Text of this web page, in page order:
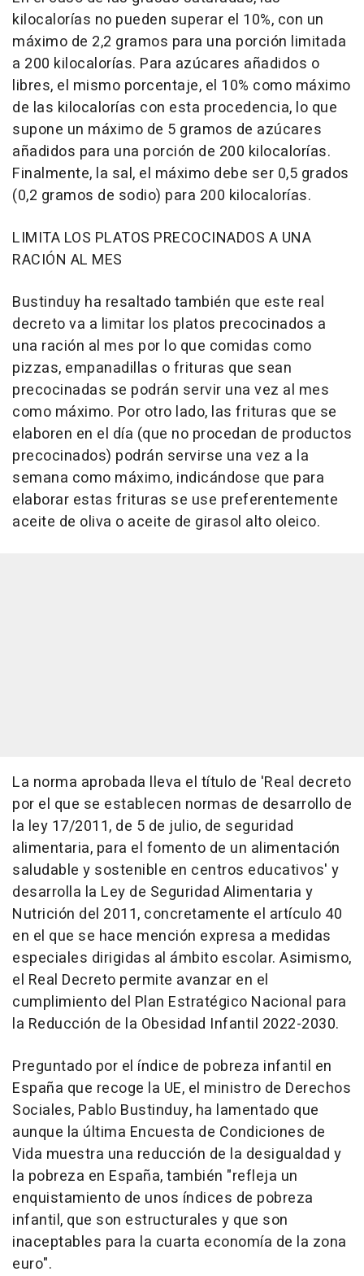
kilocalorías no pueden superar el 10%, con un
máximo de 2,2 gramos para una porción limitada
a 200 kilocalorías. Para azúcares añadidos o
libres, el mismo porcentaje, el 10% como máximo
de las kilocalorías con esta procedencia, lo que
supone un máximo de 5 gramos de azúcares
añadidos para una porción de 200 kilocalorías.
Finalmente, la sal, el máximo debe ser 0,5 grados
(0,2 gramos de sodio) para 200 kilocalorías.
LIMITA LOS PLATOS PRECOCINADOS A UNA
RACIÓN AL MES
Bustinduy ha resaltado también que este real
decreto va a limitar los platos precocinados a
una ración al mes por lo que comidas como
pizzas, empanadillas o frituras que sean
precocinadas se podrán servir una vez al mes
como máximo. Por otro lado, las frituras que se
elaboren en el día (que no procedan de productos
precocinados) podrán servirse una vez a la
semana como máximo, indicándose que para
elaborar estas frituras se use preferentemente
aceite de oliva o aceite de girasol alto oleico.
La norma aprobada lleva el título de 'Real decreto
por el que se establecen normas de desarrollo de
la ley 17/2011, de 5 de julio, de seguridad
alimentaria, para el fomento de un alimentación
saludable y sostenible en centros educativos' y
desarrolla la Ley de Seguridad Alimentaria y
Nutrición del 2011, concretamente el artículo 40
en el que se hace mención expresa a medidas
especiales dirigidas al ámbito escolar. Asimismo,
el Real Decreto permite avanzar en el
cumplimiento del Plan Estratégico Nacional para
la Reducción de la Obesidad Infantil 2022-2030.
Preguntado por el índice de pobreza infantil en
España que recoge la UE, el ministro de Derechos
Sociales, Pablo Bustinduy, ha lamentado que
aunque la última Encuesta de Condiciones de
Vida muestra una reducción de la desigualdad y
la pobreza en España, también "refleja un
enquistamiento de unos índices de pobreza
infantil, que son estructurales y que son
inaceptables para la cuarta economía de la zona
euro".